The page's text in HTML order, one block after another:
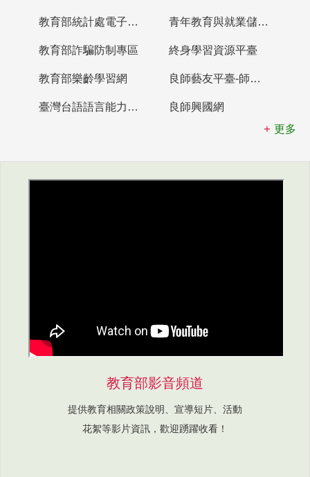
教育部統計處電子書櫃 青年教育與就業儲蓄帳戶
教育部詐騙防制專區 終身學習資源平臺
教育部樂齡學習網 良師藝友平臺-師資培育整合平臺
臺灣台語語言能力認證網站
良師興國網
更多
教育部影音頻道
提供教育相關政策說明、宣導短片、活動
花絮等影片資訊，歡迎踴躍收看！